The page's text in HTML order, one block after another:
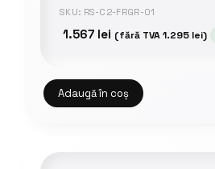
SKU: RS-C2-FRGR-01
1.567 lei (fără TVA1.295 lei)
Adaugă în coș